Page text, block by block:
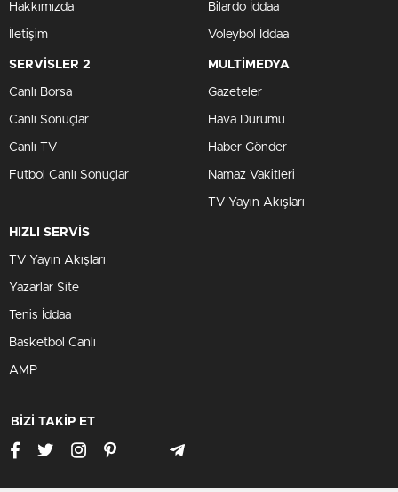
Hakkımızda
İletişim
Bilardo İddaa
Voleybol İddaa
SERVİSLER 2
Canlı Borsa
Canlı Sonuçlar
Canlı TV
Futbol Canlı Sonuçlar
MULTİMEDYA
Gazeteler
Hava Durumu
Haber Gönder
Namaz Vakitleri
TV Yayın Akışları
HIZLI SERVİS
TV Yayın Akışları
Yazarlar Site
Tenis İddaa
Basketbol Canlı
AMP
BİZİ TAKİP ET